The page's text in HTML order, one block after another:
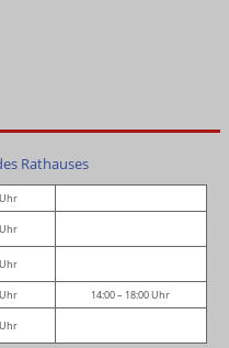
Rathauses
14:00 – 18:00 Uhr